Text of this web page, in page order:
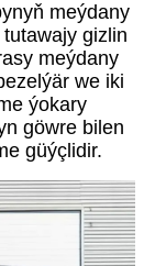
meýdany
gizlin
meýdany
we iki
ýokary
göwre bilen
güýçlidir.